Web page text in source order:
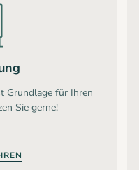
Grundlage für Ihren
Sie gerne!